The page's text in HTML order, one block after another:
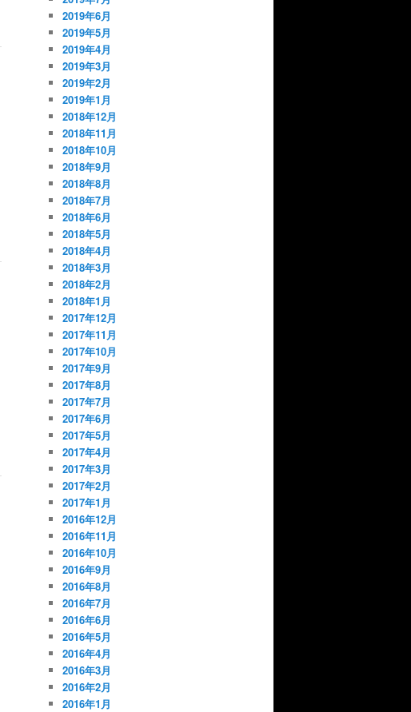
2019年6月
2019年5月
2019年4月
2019年3月
2019年2月
2019年1月
2018年12月
2018年11月
2018年10月
2018年9月
2018年8月
2018年7月
2018年6月
2018年5月
2018年4月
2018年3月
2018年2月
2018年1月
2017年12月
2017年11月
2017年10月
2017年9月
2017年8月
2017年7月
2017年6月
2017年5月
2017年4月
2017年3月
2017年2月
2017年1月
2016年12月
2016年11月
2016年10月
2016年9月
2016年8月
2016年7月
2016年6月
2016年5月
2016年4月
2016年3月
2016年2月
2016年1月